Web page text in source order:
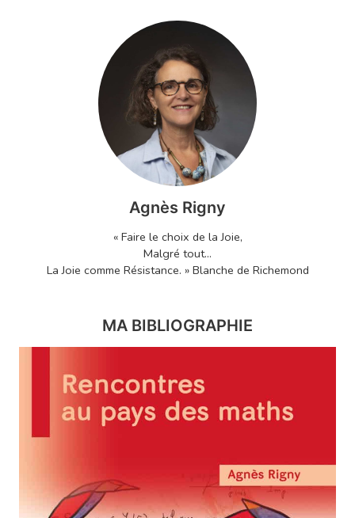
Agnès Rigny
« Faire le choix de la Joie,
Malgré tout...
La Joie comme Résistance. » Blanche de Richemond
MA BIBLIOGRAPHIE